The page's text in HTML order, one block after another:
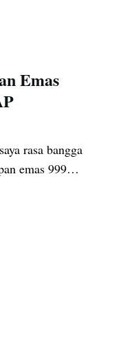
Emas
rasa bangga
emas 999…